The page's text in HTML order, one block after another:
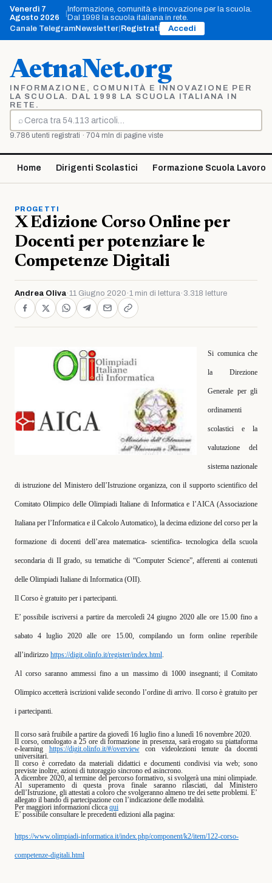
Vai
contenuto
Venerdì 7
Agosto 2026
Informazione, comunità e innovazione per la scuola.
Dal 1998 la scuola italiana in rete.
Canale TelegramNewsletter Registrati Accedi
AetnaNet.org
INFORMAZIONE, COMUNITÀ E INNOVAZIONE PER
LA SCUOLA. DAL 1998 LA SCUOLA ITALIANA IN
RETE.
⌕
Cerca
9.786 utenti registrati · 704 mln di pagine viste
Home Dirigenti Scolastici Formazione Scuola Lavoro
PROGETTI
X Edizione Corso Online per
Docenti per potenziare le
Competenze Digitali
Andrea Oliva·11 Giugno 2020 ·1 min di lettura· 3.318 letture
Si comunica che
la Direzione
Generale per gli
ordinamenti
scolastici e la
valutazione del
sistema nazionale
di istruzione del Ministero dell’Istruzione organizza, con il supporto scientifico del
Comitato Olimpico delle Olimpiadi Italiane di Informatica e l’AICA (Associazione
Italiana per l’Informatica e il Calcolo Automatico), la decima edizione del corso per la
formazione di docenti dell’area matematica- scientifica- tecnologica della scuola
secondaria di II grado, su tematiche di “Computer Science”, afferenti ai contenuti
delle Olimpiadi Italiane di Informatica (OII).
Il Corso è gratuito per i partecipanti.
E’ possibile iscriversi a partire da mercoledì 24 giugno 2020 alle ore 15.00 fino a
sabato 4 luglio 2020 alle ore 15.00, compilando un form online reperibile
all’indirizzo https://digit.olinfo.it/register/index.html.
Al corso saranno ammessi fino a un massimo di 1000 insegnanti; il Comitato
Olimpico accetterà iscrizioni valide secondo l’ordine di arrivo. Il corso è gratuito per
i partecipanti.
Il corso sarà fruibile a partire da giovedì 16 luglio fino a lunedì 16 novembre 2020.
Il corso, omologato a 25 ore di formazione in presenza, sarà erogato su piattaforma
e-learning https://digit.olinfo.it/#/overviewcon videolezioni tenute da docenti
universitari.
Il corso è corredato da materiali didattici e documenti condivisi via web; sono
previste inoltre, azioni di tutoraggio sincrono ed asincrono.
A dicembre 2020, al termine del percorso formativo, si svolgerà una mini olimpiade.
Al superamento di questa prova finale saranno rilasciati, dal Ministero
dell’Istruzione, gli attestati a coloro che svolgeranno almeno tre dei sette problemi. E’
allegato il bando di partecipazione con l’indicazione delle modalità.
Per maggiori informazioni clicca qui
E’ possibile consultare le precedenti edizioni alla pagina:
https://www.olimpiadi-informatica.it/index.php/component/k2/item/122-corso-
competenze-digitali.html